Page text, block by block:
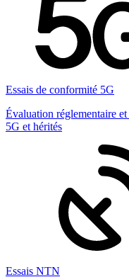
Essais de conformité 5G
Évaluation réglementaire
5G et hérités
Essais NTN